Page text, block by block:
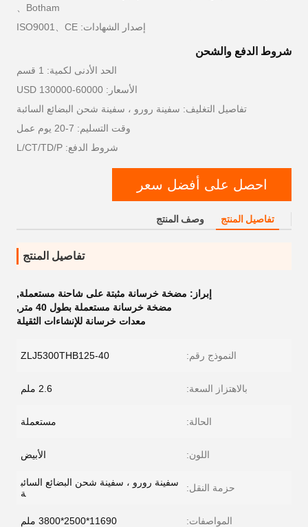
Botham、
إصدار الشهادات: ISO9001、CE
شروط الدفع والشحن
الحد الأدنى لكمية: 1 قسم
الأسعار: 60000-130000 USD
تفاصيل التغليف: سفينة رورو ، سفينة شحن البضائع السائبة
وقت التسليم: 7-20 يوم عمل
شروط الدفع: L/CT/TD/P
احصل على أفضل سعر
تفاصيل المنتج وصف المنتج
تفاصيل المنتج
إبراز: مضخة خرسانة مثبتة على شاحنة مستعملة,
مضخة خرسانة مستعملة بطول 40 متر
,
معدات خرسانة للإنشاءات الثقيلة
النموذج رقم: ZLJ5300THB125-40
بالاهتزاز السعة: 2.6 ملم
الحالة: مستعملة
اللون: الأبيض
حزمة النقل:
سفينة رورو ، سفينة شحن البضائع السائب
ة
المواصفات: 11690*2500*3800 ملم